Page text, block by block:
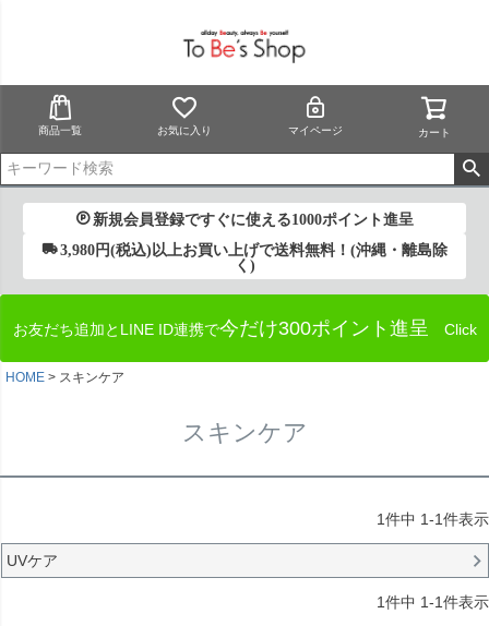
商品一覧 お気に入り マイページ カート
新規会員登録ですぐに使える1000ポイント進呈
3,980円(税込)以上お買い上げで送料無料！(沖縄・離島除
く)
お友だち追加とLINE ID連携で今だけ300ポイント進呈 Click
HOME スキンケア
スキンケア
1件中 1-1件表示
UVケア
1件中 1-1件表示